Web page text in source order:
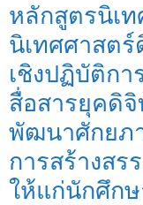
หลักสูตรนิเ
นิเทศศาสต
เชิงปฏิบัติก
สื่อสารยุคดิ
พัฒนาศักยภ
การสร้างส
ให้แก่นักศึกษ